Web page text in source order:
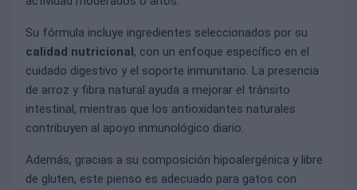
Su fórmula incluye ingredientes seleccionados por su
calidad nutricional, con un enfoque específico en el
cuidado digestivo y el soporte inmunitario. La presencia
de arroz y fibra natural ayuda a mejorar el tránsito
intestinal, mientras que los antioxidantes naturales
contribuyen al apoyo inmunológico diario.
Además, gracias a su composición hipoalergénica y libre
de gluten, este pienso es adecuado para gatos con